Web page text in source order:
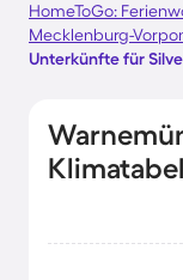
HomeToGo:
Mecklenburg-
Unterkünfte für